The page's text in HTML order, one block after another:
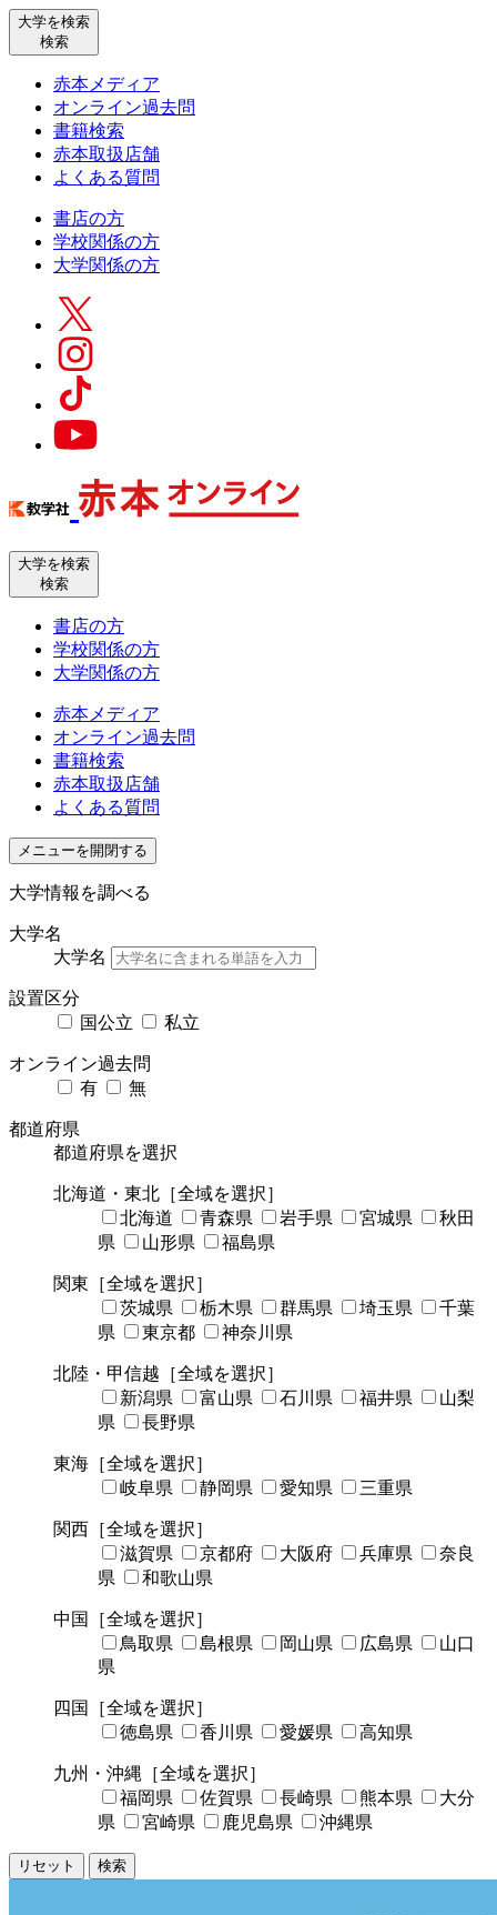
大学を検索
検索
赤本メディア
オンライン過去問
書籍検索
赤本取扱店舗
よくある質問
書店の方
学校関係の方
大学関係の方
大学を検索
検索
書店の方
学校関係の方
大学関係の方
赤本メディア
オンライン過去問
書籍検索
赤本取扱店舗
よくある質問
メニューを開閉する
大学情報を調べる
大学名
大学名
設置区分
国公立
私立
オンライン過去問
有
無
都道府県
都道府県を選択
北海道・東北 ［全域を選択］
北海道
青森県 岩手県 宮城県
秋田
県
山形県 福島県
関東 ［全域を選択］
茨城県
栃木県 群馬県 埼玉県
千葉
県
東京都 神奈川県
北陸・甲信越 ［全域を選択］
新潟県
富山県 石川県 福井県
山梨
県
長野県
東海 ［全域を選択］
岐阜県
静岡県 愛知県 三重県
関西 ［全域を選択］
滋賀県
京都府 大阪府 兵庫県
奈良
県
和歌山県
中国
［全域を選択］
鳥取県
島根県 岡山県 広島県
山口
県
四国
［全域を選択］
徳島県
香川県 愛媛県 高知県
九州・沖縄 ［全域を選択］
福岡県
佐賀県 長崎県 熊本県
大分
県
宮崎県 鹿児島県 沖縄県
リセット 検索